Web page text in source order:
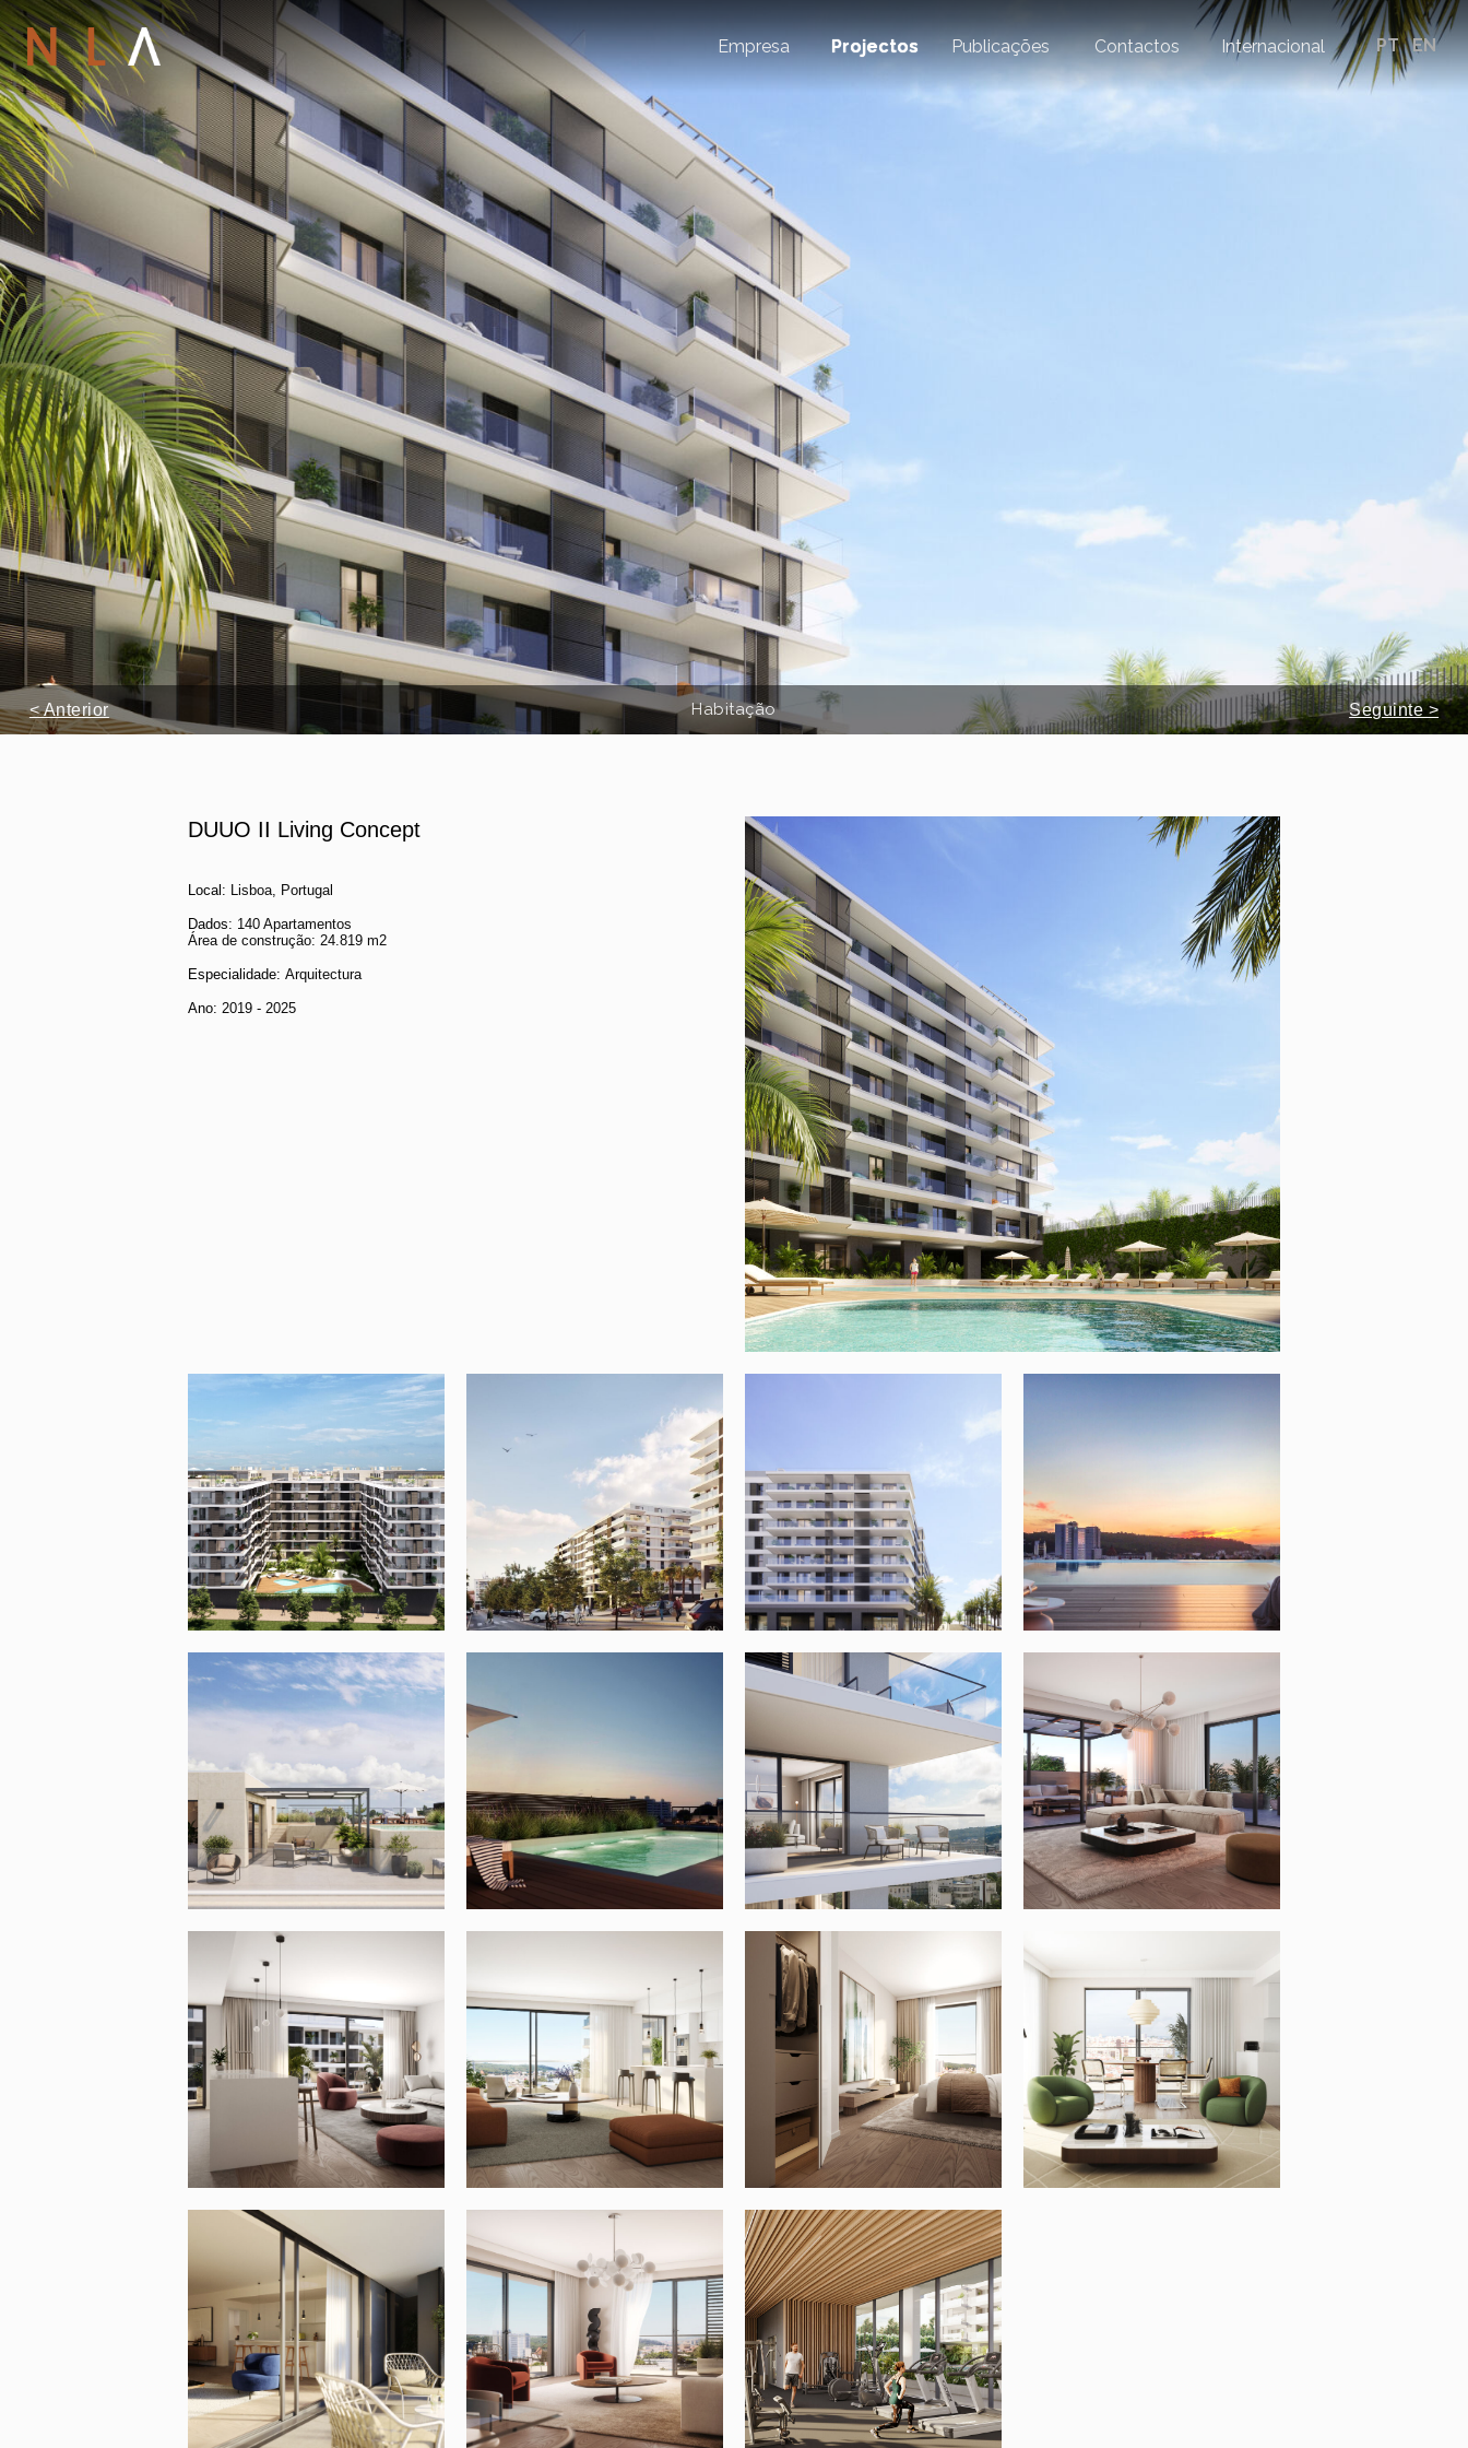
Empresa Projectos Publicações Contactos Internacional PT EN
< Anterior Seguinte >
Habitação
DUUO II Living Concept
Local: Lisboa, Portugal
Dados: 140 Apartamentos
Área de construção: 24.819 m2
Especialidade: Arquitectura
Ano: 2019 - 2025